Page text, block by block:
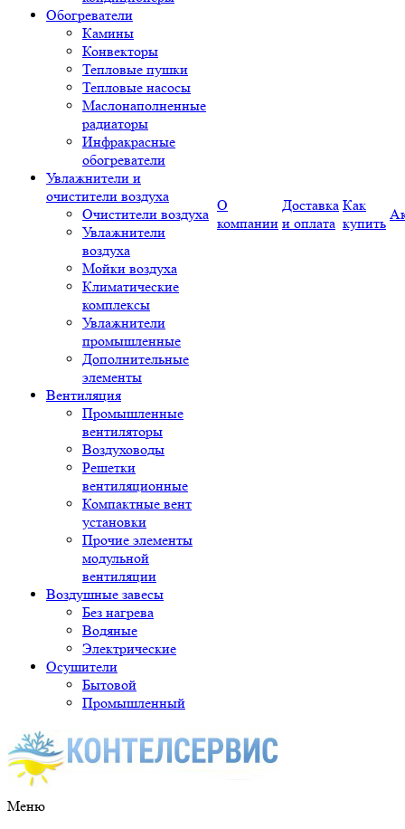
Обогреватели
Камины
Конвекторы
Тепловые пушки
Тепловые насосы
Маслонаполненные
радиаторы
Инфракрасные
обогреватели
Увлажнители и
очистители воздуха
Очистители воздуха
Увлажнители
воздуха
Мойки воздуха
Климатические
комплексы
Увлажнители
промышленные
Дополнительные
элементы
Вентиляция
Промышленные
вентиляторы
Воздуховоды
Решетки
вентиляционные
Компактные вент
установки
Прочие элементы
модульной
вентиляции
Воздушные завесы
Без нагрева
Водяные
Электрические
Осушители
Бытовой
Промышленный
О
компании
Доставка
и оплата
Как
купить
Меню